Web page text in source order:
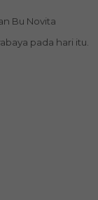
Bu Novita
pada hari itu.